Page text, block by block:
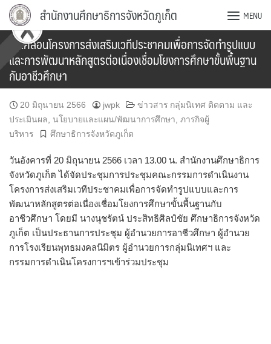
Skip
content
สำนักงานศึกษาธิการจังหวัดภูเก็ต MENU
ขับเคลื่อนโครงการส่งเสริมเวทีประชาคมเพื่อการจัดทำรูปแบบ
และการพัฒนาหลักสูตรต่อเนื่องเชื่อมโยงการศึกษาขั้นพื้นฐาน
กับอาชีวศึกษา
20 มิถุนายน 2566 jwpk
ข่าวสาร กลุ่มนิเทศ ติดตาม และ
ประเมินผล
นโยบายและแผน/พัฒนาการศึกษา ภารกิจผู้
บริหาร
ศึกษาธิการจังหวัดภูเก็ต
วันอังคารที่ 20 มิถุนายน 2566 เวลา 13.00 น. สำนักงานศึกษาธิการ
จังหวัดภูเก็ต ได้จัดประชุมการประชุมคณะกรรมการดำเนินงาน
โครงการส่งเสริมเวทีประชาคมเพื่อการจัดทำรูปแบบและการ
พัฒนาหลักสูตรต่อเนื่องเชื่อมโยงการศึกษาขั้นพื้นฐานกับ
อาชีวศึกษา โดยมี นางนุชรัตน์ ประสิทธิศิลป์ชัย ศึกษาธิการจังหวัด
ภูเก็ต เป็นประธานการประชุม ผู้อำนวยการอาชีวศึกษา ผู้อำนวย
การโรงเรียนพุทธมงคลนิมิตร ผู้อำนวยการกลุ่มนิเทศฯ และ
กรรมการดำเนินโครงการฯเข้าร่วมประชุม